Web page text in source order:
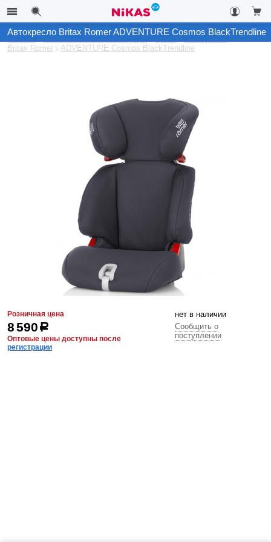
Каталог
Britax Romer
ADVENTURE Cosmos BlackTrendline
Автокресло Britax Romer ADVENTURE Cosmos BlackTrendline
Розничная цена
8 590р
Оптовые цены доступны после
регистрации
нет в наличии
Сообщить о
поступлении